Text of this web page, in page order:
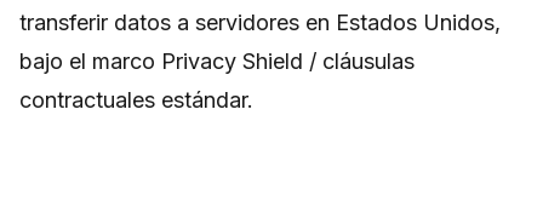
transferir datos a servidores en Estados Unidos,
bajo el marco Privacy Shield / cláusulas
contractuales estándar.